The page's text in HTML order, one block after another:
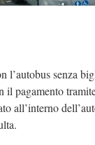
l’autobus senza
il pagamento
all’interno